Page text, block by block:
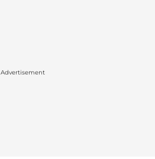
Advertisement